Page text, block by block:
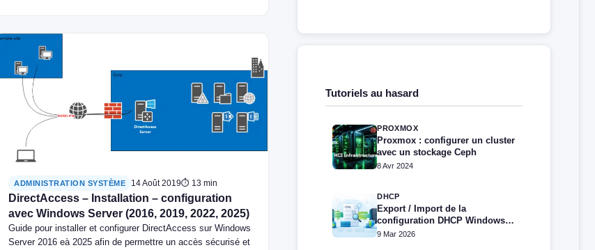
ADMINISTRATION SYSTÈME 14 Août 2019⏱ 13 min
DirectAccess – Installation – configuration
avec Windows Server (2016, 2019, 2022, 2025)
Guide pour installer et configurer DirectAccess sur Windows
Server 2016 eà 2025 afin de permettre un accès sécurisé et
Tutoriels au hasard
PROXMOX
Proxmox : configurer un cluster
avec un stockage Ceph
8 Avr 2024
DHCP
Export / Import de la
configuration DHCP Windows
via PowerShell
9 Mar 2026